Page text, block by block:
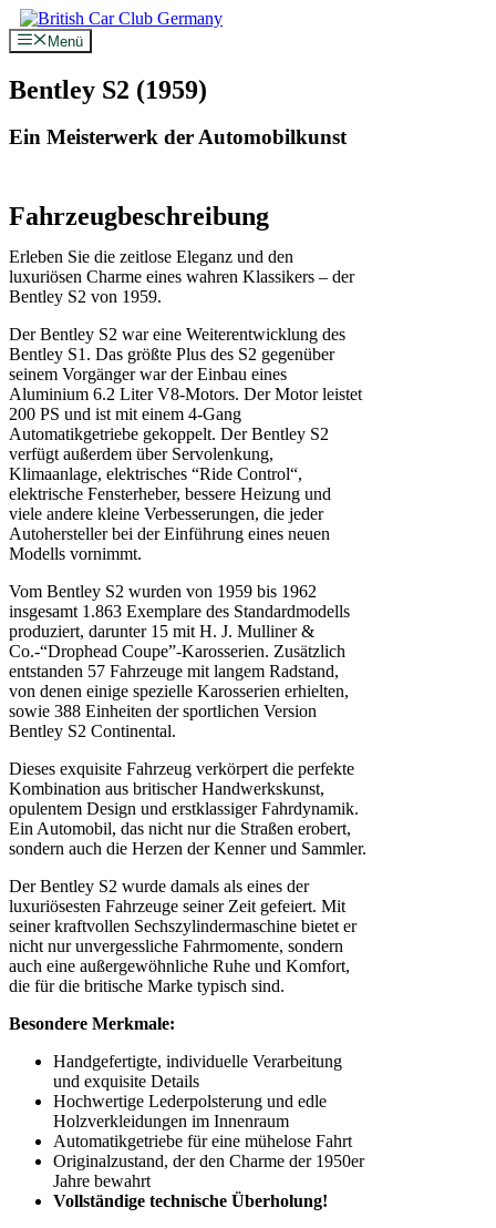
Zum
Inhalt
springen
Menü
Bentley S2 (1959)
Ein Meisterwerk der Automobilkunst
Fahrzeugbeschreibung
Erleben Sie die zeitlose Eleganz und den
luxuriösen Charme eines wahren Klassikers – der
Bentley S2 von 1959.
Der Bentley S2 war eine Weiterentwicklung des
Bentley S1. Das größte Plus des S2 gegenüber
seinem Vorgänger war der Einbau eines
Aluminium 6.2 Liter V8-Motors. Der Motor leistet
200 PS und ist mit einem 4-Gang
Automatikgetriebe gekoppelt. Der Bentley S2
verfügt außerdem über Servolenkung,
Klimaanlage, elektrisches “Ride Control“,
elektrische Fensterheber, bessere Heizung und
viele andere kleine Verbesserungen, die jeder
Autohersteller bei der Einführung eines neuen
Modells vornimmt.
Vom Bentley S2 wurden von 1959 bis 1962
insgesamt 1.863 Exemplare des Standardmodells
produziert, darunter 15 mit H. J. Mulliner &
Co.-“Drophead Coupe”-Karosserien. Zusätzlich
entstanden 57 Fahrzeuge mit langem Radstand,
von denen einige spezielle Karosserien erhielten,
sowie 388 Einheiten der sportlichen Version
Bentley S2 Continental.
Dieses exquisite Fahrzeug verkörpert die perfekte
Kombination aus britischer Handwerkskunst,
opulentem Design und erstklassiger Fahrdynamik.
Ein Automobil, das nicht nur die Straßen erobert,
sondern auch die Herzen der Kenner und Sammler.
Der Bentley S2 wurde damals als eines der
luxuriösesten Fahrzeuge seiner Zeit gefeiert. Mit
seiner kraftvollen Sechszylindermaschine bietet er
nicht nur unvergessliche Fahrmomente, sondern
auch eine außergewöhnliche Ruhe und Komfort,
die für die britische Marke typisch sind.
Besondere Merkmale:
Handgefertigte, individuelle Verarbeitung
und exquisite Details
Hochwertige Lederpolsterung und edle
Holzverkleidungen im Innenraum
Automatikgetriebe für eine mühelose Fahrt
Originalzustand, der den Charme der 1950er
Jahre bewahrt
Vollständige technische Überholung!